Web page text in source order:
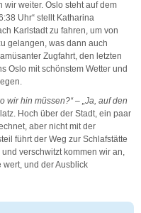
wir weiter. Oslo steht auf dem
Uhr“ stellt Katharina
Karlstadt zu fahren, um von
gelangen, was dann auch
Zugfahrt, den letzten
Oslo mit schönstem Wetter und
wir hin müssen?“ – „Ja, auf den
Hoch über der Stadt, ein paar
aber nicht mit der
führt der Weg zur Schlafstätte
verschwitzt kommen wir an,
und der Ausblick